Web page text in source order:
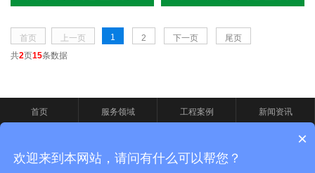
首页 上一页 1 2 下一页
尾页
共2页15条数据
首页 服务领域 工程案例 新闻资讯
×
欢迎来到本网站，请问有什么可以帮您？